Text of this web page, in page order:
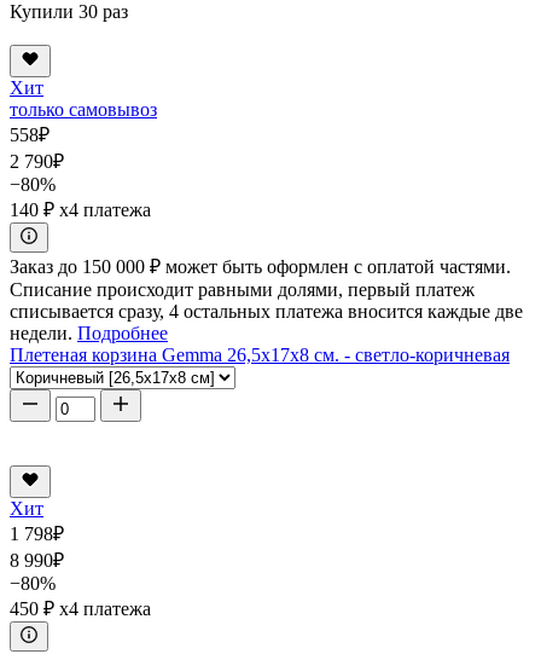
Купили 30 раз
Хит
только самовывоз
558₽
2 790₽
−80%
140 ₽ x4 платежа
Заказ до 150 000 ₽ может быть оформлен с оплатой частями.
Списание происходит равными долями, первый платеж
списывается сразу, 4 остальных платежа вносится каждые две
недели. Подробнее
Плетеная корзина Gemma 26,5x17x8 см. - светло-коричневая
Хит
1 798₽
8 990₽
−80%
450 ₽ x4 платежа